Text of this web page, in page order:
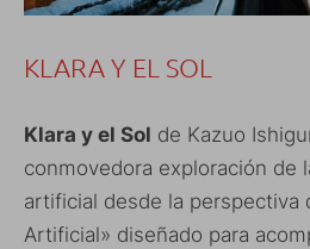
KLARA Y EL SOL
Klara y el Sol de Kazuo
conmovedora exploración de
artificial desde la perspectiva
Artificial» diseñado para